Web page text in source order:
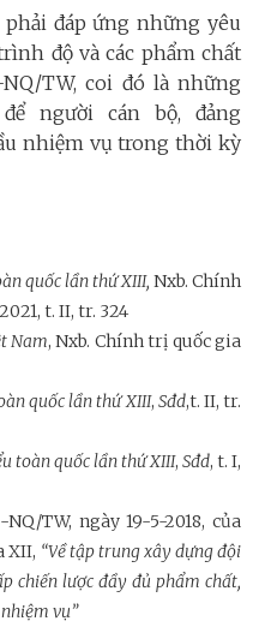
đáp ứng những yêu
độ và các phẩm chất
TW, coi đó là những
người cán bộ, đảng
nhiệm vụ trong thời kỳ
quốc lần thứ XIII, Nxb. Chính
t. II, tr. 324
Nam, Nxb. Chính trị quốc gia
quốc lần thứ XIII, Sđd,t. II, tr.
toàn quốc lần thứ XIII, Sđd, t. I,
TW, ngày 19-5-2018, của
XII, “Về tập trung xây dựng đội
chiến lược đầy đủ phẩm chất,
vụ”